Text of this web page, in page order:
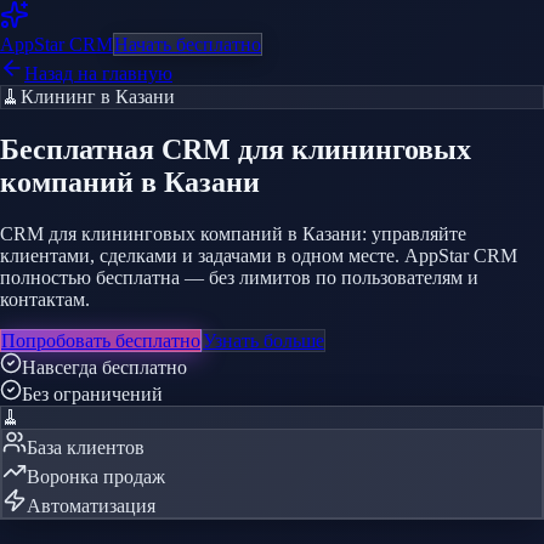
AppStarCRMНачать бесплатно
Назад на главную
🧹 Клининг в Казани
Бесплатная CRM для клининговых
компаний в Казани
CRM для клининговых компаний в Казани: управляйте
клиентами, сделками и задачами в одном месте. AppStar CRM
полностью бесплатна — без лимитов по пользователям и
контактам.
Попробовать бесплатноУзнать больше
Навсегда бесплатно
Без ограничений
🧹
База клиентов
Воронка продаж
Автоматизация